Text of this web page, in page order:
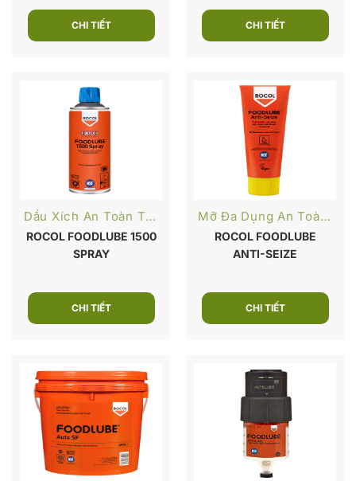
CHI TIẾT CHI TIẾT
Dầu Xích An Toàn Thực Phẩm
ROCOL FOODLUBE 1500
SPRAY
CHI TIẾT
Mỡ Đa Dụng An Toàn Thực Phẩm
ROCOL FOODLUBE
ANTI-SEIZE
CHI TIẾT